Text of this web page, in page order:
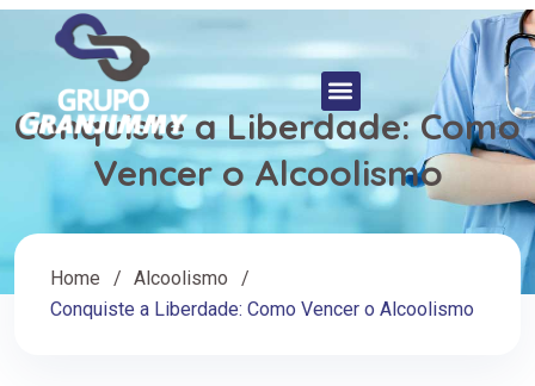
Conquiste a Liberdade: Como
Vencer o Alcoolismo
Home
Alcoolismo
Conquiste a Liberdade: Como Vencer o Alcoolismo